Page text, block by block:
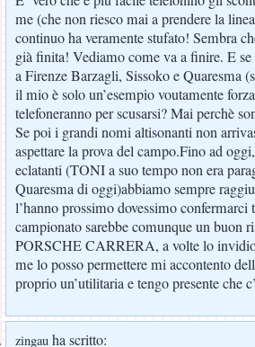
me (che non riesco mai a prendere la
continuo ha veramente stufato! Sembra
già finita! Vediamo come va a finire. E
a Firenze Barzagli, Sissoko e Quaresma
il mio è solo un’esempio voutamente
telefoneranno per scusarsi? Mai perchè
Se poi i grandi nomi altisonanti non
aspettare la prova del campo.Fino ad
eclatanti (TONI a suo tempo non era
Quaresma di oggi)abbiamo sempre
l’hanno prossimo dovessimo confermarci
campionato sarebbe comunque un buon
PORSCHE CARRERA, a volte lo
me lo posso permettere mi accontento
proprio un’utilitaria e tengo presente che
zingau ha scritto: